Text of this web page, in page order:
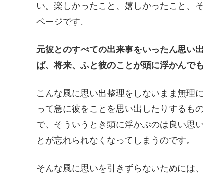
い。楽しかったこと、嬉しかったこと、
ページです。
元彼とのすべての出来事をいったん思い
ば、将来、ふと彼のことが頭に浮かんで
こんな風に思い出整理をしないまま無理
って急に彼をことを思い出したりするも
で、そういうとき頭に浮かぶのは良い思
とが忘れられなくなってしまうのです。
そんな風に思いを引きずらないためには